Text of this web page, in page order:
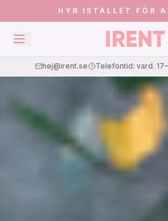
HYR ISTÄLLET FÖR
hej@irent.se Telefontid: vard.